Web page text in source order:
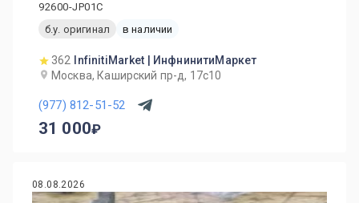
92600-JP01C
б.у. оригинал
в наличии
362
InfinitiMarket | ИнфнинитиМаркет
Москва, Каширский пр-д, 17с10
(977) 812-51-52
31 000
08.08.2026